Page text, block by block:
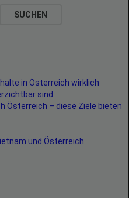
SUCHEN
in Österreich wirklich
sind
Österreich – diese Ziele bieten
und Österreich